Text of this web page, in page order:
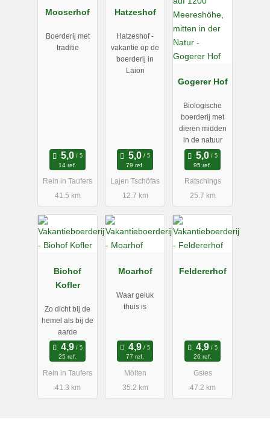
Mooserhof
Boerderij met
traditie
14 ref.
Rein in Taufers
41.5 km
Hatzeshof
Hatzeshof -
vakantie op de
boerderij in
Laion
79 ref.
Lajen Tschöfas
12.7 km
Gogerer Hof
Biologische
boerderij met
dieren midden
in de natuur
95 ref.
Ratschings
25.7 km
Biohof
Kofler
Zo dicht bij de
hemel als bij de
aarde
25 ref.
Rein in Taufers
41.3 km
Moarhof
Waar geluk
thuis is
77 ref.
Mölten
35.2 km
Feldererhof
26 ref.
Gsies
47.2 km